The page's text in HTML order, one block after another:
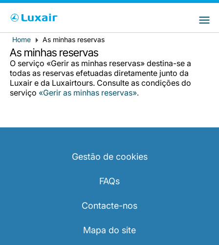
País de residência
Português
Breadcrumb
Home As minhas reservas
As minhas reservas
O serviço «Gerir as minhas reservas» destina-se a
todas as reservas efetuadas diretamente junto da
Luxair e da Luxairtours. Consulte as condições do
serviço «Gerir as minhas reservas».
Gestão de cookies
FAQs
Contacte-nos
Mapa do site